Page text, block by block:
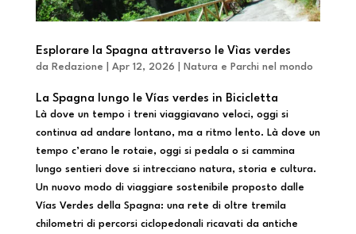
Esplorare la Spagna attraverso le Vìas verdes
da Redazione Apr 12, 2026 Natura e Parchi nel mondo
La Spagna lungo le Vías verdes in Bicicletta
Là dove un tempo i treni viaggiavano veloci, oggi si
continua ad andare lontano, ma a ritmo lento. Là dove un
tempo c’erano le rotaie, oggi si pedala o si cammina
lungo sentieri dove si intrecciano natura, storia e cultura.
Un nuovo modo di viaggiare sostenibile proposto dalle
Vías Verdes della Spagna: una rete di oltre tremila
chilometri di percorsi ciclopedonali ricavati da antiche